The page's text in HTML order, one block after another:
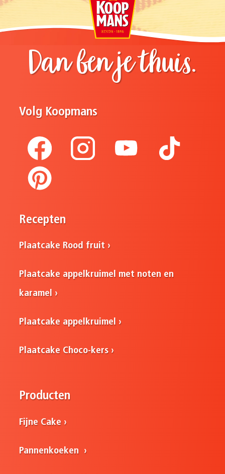
Dan ben je thuis.
Volg Koopmans
Recepten
Plaatcake Rood fruit
Plaatcake appelkruimel met noten en
karamel
Plaatcake appelkruimel
Plaatcake Choco-kers
Producten
Fijne Cake
Pannenkoeken